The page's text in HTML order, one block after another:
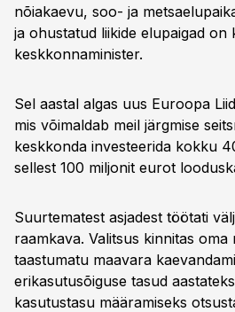
nõiakaevu, soo- ja
ja ohustatud liikide elupaigad on
keskkonnaminister.
Sel aastal algas uus Euroopa
mis võimaldab meil järgmise
keskkonda investeerida kokku
sellest 100 miljonit eurot
Suurtematest asjadest töötati
raamkava. Valitsus kinnitas oma
taastumatu maavara
erikasutusõiguse tasud
kasutustasu määramiseks